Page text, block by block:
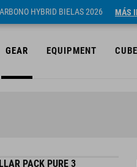
HYBRID BIELAS 2026 MÁS
GEAR EQUIPMENT
PACK PURE 3